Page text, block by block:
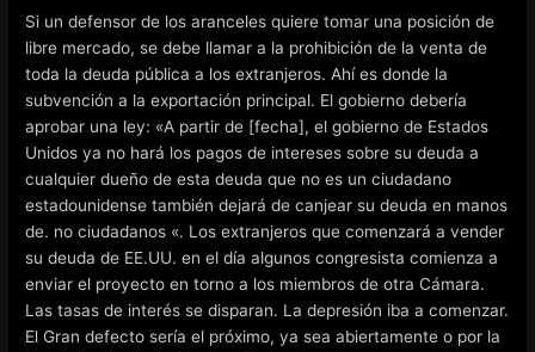
Si un defensor de los aranceles quiere tomar una posición de
libre mercado, se debe llamar a la prohibición de la venta de
toda la deuda pública a los extranjeros. Ahí es donde la
subvención a la exportación principal. El gobierno debería
aprobar una ley: «A partir de [fecha], el gobierno de Estados
Unidos ya no hará los pagos de intereses sobre su deuda a
cualquier dueño de esta deuda que no es un ciudadano
estadounidense también dejará de canjear su deuda en manos
de. no ciudadanos «. Los extranjeros que comenzará a vender
su deuda de EE.UU. en el día algunos congresista comienza a
enviar el proyecto en torno a los miembros de otra Cámara.
Las tasas de interés se disparan. La depresión iba a comenzar.
El Gran defecto sería el próximo, ya sea abiertamente o por la